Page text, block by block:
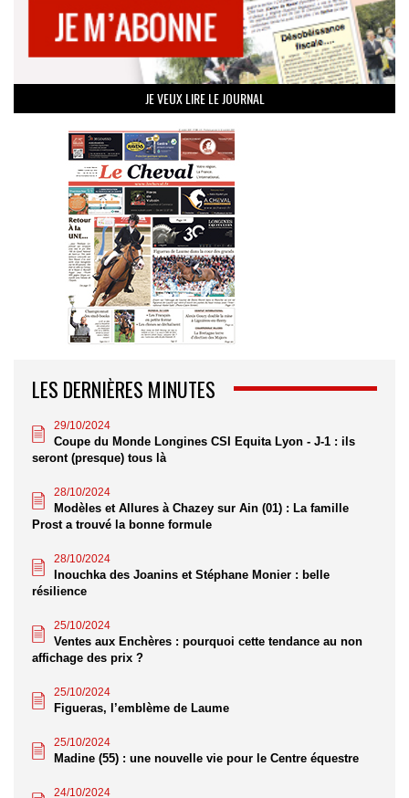
JE VEUX LIRE LE JOURNAL
LES DERNIÈRES MINUTES
29/10/2024
Coupe du Monde Longines CSI Equita Lyon - J-1 : ils
seront (presque) tous là
28/10/2024
Modèles et Allures à Chazey sur Ain (01) : La famille
Prost a trouvé la bonne formule
28/10/2024
Inouchka des Joanins et Stéphane Monier : belle
résilience
25/10/2024
Ventes aux Enchères : pourquoi cette tendance au non
affichage des prix ?
25/10/2024
Figueras, l’emblème de Laume
25/10/2024
Madine (55) : une nouvelle vie pour le Centre équestre
24/10/2024